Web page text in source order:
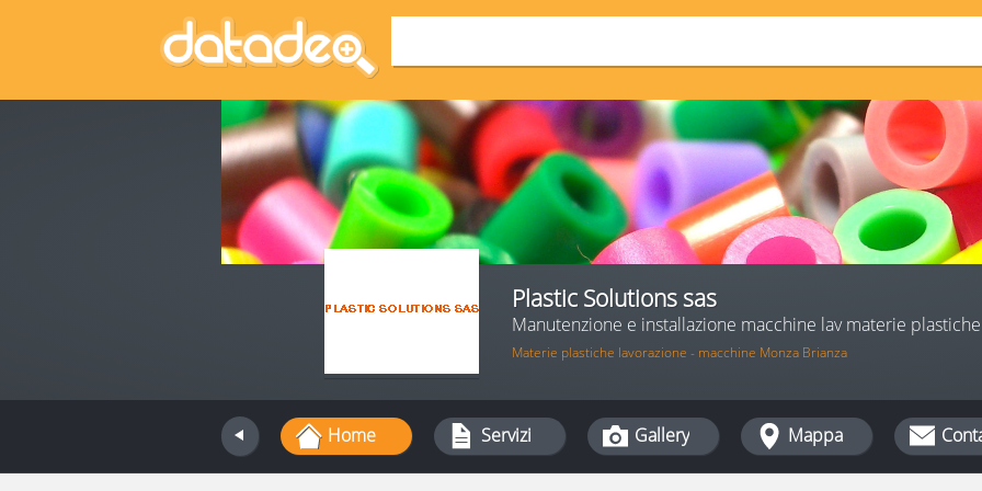
Plastic Solutions sas
Manutenzione e installazione macchine lav materie plastiche
Materie plastiche lavorazione - macchine Monza Brianza
Home Servizi Gallery Mappa